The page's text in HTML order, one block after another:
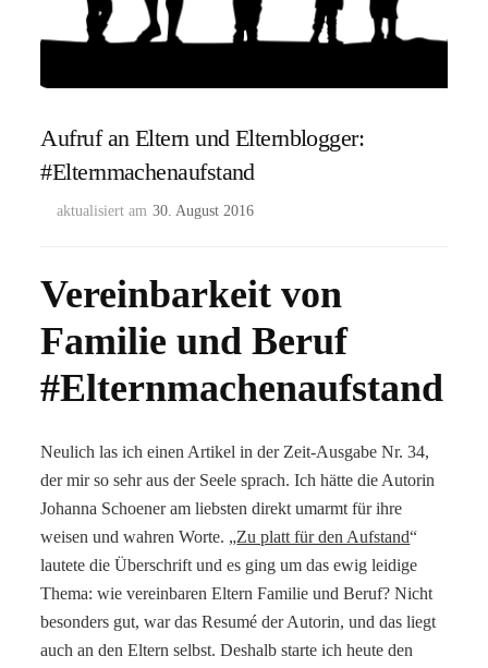
Aufruf an Eltern und Elternblogger:
#Elternmachenaufstand
aktualisiert am 30. August 2016
Vereinbarkeit von
Familie und Beruf
#Elternmachenaufstand
Neulich las ich einen Artikel in der Zeit-Ausgabe Nr. 34,
der mir so sehr aus der Seele sprach. Ich hätte die Autorin
Johanna Schoener am liebsten direkt umarmt für ihre
weisen und wahren Worte. „Zu platt für den Aufstand“
lautete die Überschrift und es ging um das ewig leidige
Thema: wie vereinbaren Eltern Familie und Beruf? Nicht
besonders gut, war das Resumé der Autorin, und das liegt
auch an den Eltern selbst. Deshalb starte ich heute den